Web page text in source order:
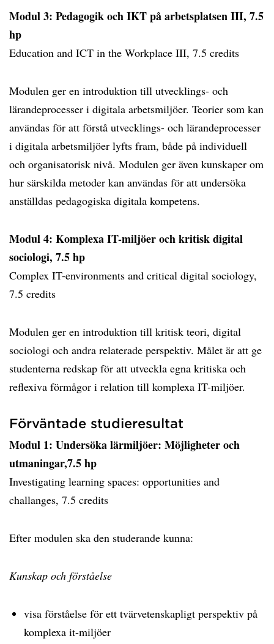
Modul 3: Pedagogik och IKT på arbetsplatsen III, 7.5
hp
Education and ICT in the Workplace III, 7.5 credits
Modulen ger en introduktion till utvecklings- och
lärandeprocesser i digitala arbetsmiljöer. Teorier som kan
användas för att förstå utvecklings- och lärandeprocesser
i digitala arbetsmiljöer lyfts fram, både på individuell
och organisatorisk nivå. Modulen ger även kunskaper om
hur särskilda metoder kan användas för att undersöka
anställdas pedagogiska digitala kompetens.
Modul 4: Komplexa IT-miljöer och kritisk digital
sociologi, 7.5 hp
Complex IT-environments and critical digital sociology,
7.5 credits
Modulen ger en introduktion till kritisk teori, digital
sociologi och andra relaterade perspektiv. Målet är att ge
studenterna redskap för att utveckla egna kritiska och
reflexiva förmågor i relation till komplexa IT-miljöer.
Förväntade studieresultat
Modul 1: Undersöka lärmiljöer: Möjligheter och
utmaningar,7.5 hp
Investigating learning spaces: opportunities and
challanges, 7.5 credits
Efter modulen ska den studerande kunna:
Kunskap och förståelse
visa förståelse för ett tvärvetenskapligt perspektiv på
komplexa it-miljöer